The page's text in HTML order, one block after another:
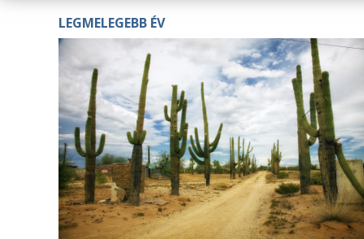
LEGMELEGEBB ÉV